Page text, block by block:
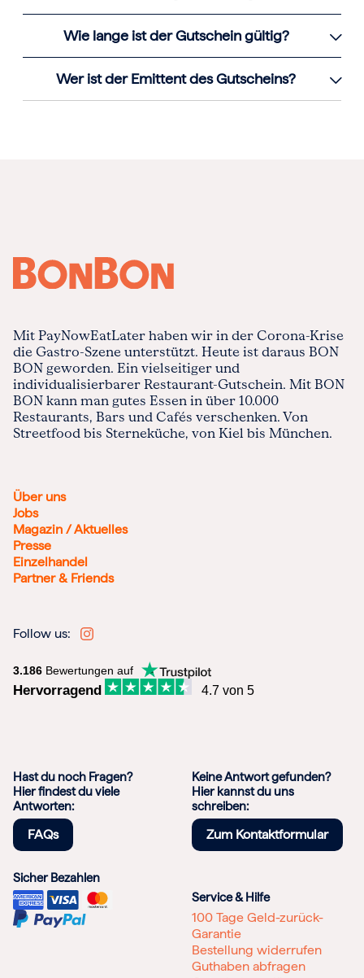
Wie lange ist der Gutschein gültig?
Wer ist der Emittent des Gutscheins?
Mit PayNowEatLater haben wir in der Corona-Krise
die Gastro-Szene unterstützt. Heute ist daraus BON
BON geworden. Ein vielseitiger und
individualisierbarer Restaurant-Gutschein. Mit BON
BON kann man gutes Essen in über 10.000
Restaurants, Bars und Cafés verschenken. Von
Streetfood bis Sterneküche, von Kiel bis München.
Über uns
Jobs
Magazin / Aktuelles
Presse
Einzelhandel
Partner & Friends
Follow us:
3.186 Bewertungen auf
Hervorragend 4.7 von 5
Hast du noch Fragen?
Hier findest du viele
Antworten:
FAQs
Keine Antwort gefunden?
Hier kannst du uns
schreiben:
Zum Kontaktformular
Sicher Bezahlen
Service & Hilfe
100 Tage Geld-zurück-
Garantie
Bestellung widerrufen
Guthaben abfragen